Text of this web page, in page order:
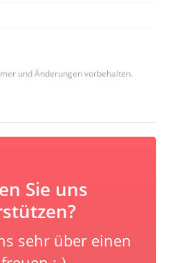
und Änderungen vorbehalten.
Sie uns
sehr über einen